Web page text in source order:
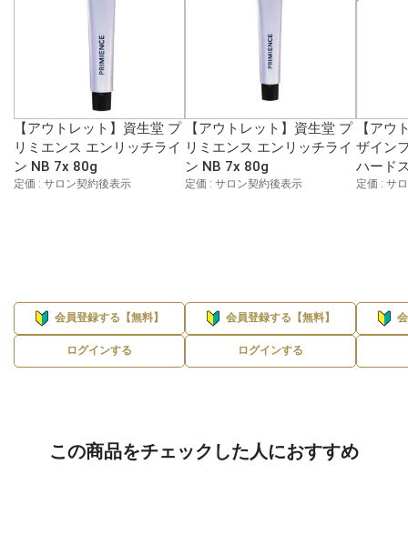
【アウトレット】資生堂 プ
リミエンス エンリッチライ
ン NB 7x 80g
定価 : サロン契約後表示
会員登録する【無料】
ログインする
【アウトレット】資生堂 プ
リミエンス エンリッチライ
ン NB 7x 80g
定価 : サロン契約後表示
会員登録する【無料】
ログインする
【アウ
ザイン
ハード
定価 : サ
この商品をチェックした人におすすめ